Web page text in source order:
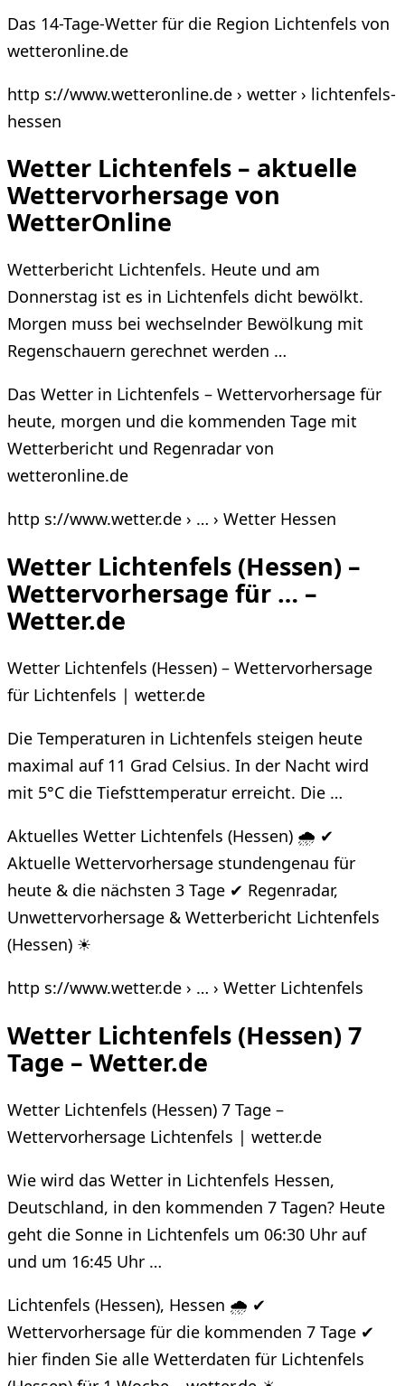
Das 14-Tage-Wetter für die Region Lichtenfels von
wetteronline.de
http s://www.wetteronline.de › wetter › lichtenfels-
hessen
Wetter Lichtenfels – aktuelle
Wettervorhersage von
WetterOnline
Wetterbericht Lichtenfels. Heute und am
Donnerstag ist es in Lichtenfels dicht bewölkt.
Morgen muss bei wechselnder Bewölkung mit
Regenschauern gerechnet werden …
Das Wetter in Lichtenfels – Wettervorhersage für
heute, morgen und die kommenden Tage mit
Wetterbericht und Regenradar von
wetteronline.de
http s://www.wetter.de › … › Wetter Hessen
Wetter Lichtenfels (Hessen) –
Wettervorhersage für … –
Wetter.de
Wetter Lichtenfels (Hessen) – Wettervorhersage
für Lichtenfels | wetter.de
Die Temperaturen in Lichtenfels steigen heute
maximal auf 11 Grad Celsius. In der Nacht wird
mit 5°C die Tiefsttemperatur erreicht. Die …
Aktuelles Wetter Lichtenfels (Hessen) 🌧️ ✔
Aktuelle Wettervorhersage stundengenau für
heute & die nächsten 3 Tage ✔ Regenradar,
Unwettervorhersage & Wetterbericht Lichtenfels
(Hessen) ☀
http s://www.wetter.de › … › Wetter Lichtenfels
Wetter Lichtenfels (Hessen) 7
Tage – Wetter.de
Wetter Lichtenfels (Hessen) 7 Tage –
Wettervorhersage Lichtenfels | wetter.de
Wie wird das Wetter in Lichtenfels Hessen,
Deutschland, in den kommenden 7 Tagen? Heute
geht die Sonne in Lichtenfels um 06:30 Uhr auf
und um 16:45 Uhr …
Lichtenfels (Hessen), Hessen 🌧️ ✔
Wettervorhersage für die kommenden 7 Tage ✔
hier finden Sie alle Wetterdaten für Lichtenfels